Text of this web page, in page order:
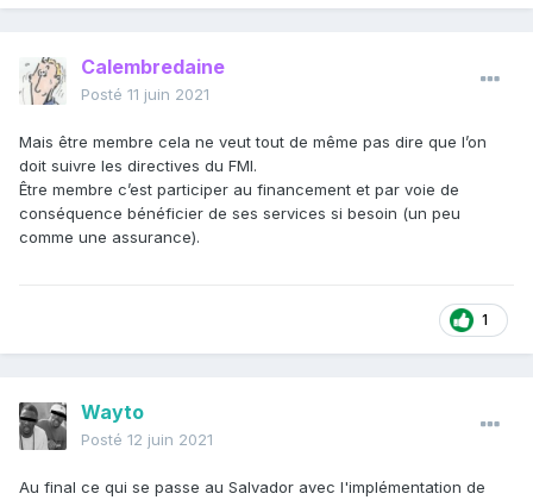
Calembredaine
Posté 11 juin 2021
Mais être membre cela ne veut tout de même pas dire que l’on
doit suivre les directives du FMI.
Être membre c’est participer au financement et par voie de
conséquence bénéficier de ses services si besoin (un peu
comme une assurance).
1
Wayto
Posté 12 juin 2021
Au final ce qui se passe au Salvador avec l'implémentation de